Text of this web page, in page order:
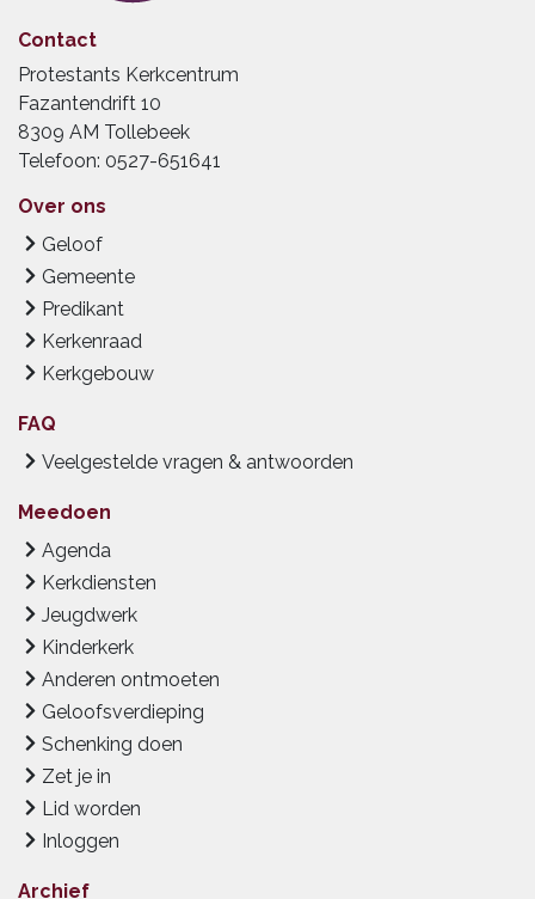
Contact
Protestants Kerkcentrum
Fazantendrift 10
8309 AM Tollebeek
Telefoon: 0527-651641
Over ons
Geloof
Gemeente
Predikant
Kerkenraad
Kerkgebouw
FAQ
Veelgestelde vragen & antwoorden
Meedoen
Agenda
Kerkdiensten
Jeugdwerk
Kinderkerk
Anderen ontmoeten
Geloofsverdieping
Schenking doen
Zet je in
Lid worden
Inloggen
Archief